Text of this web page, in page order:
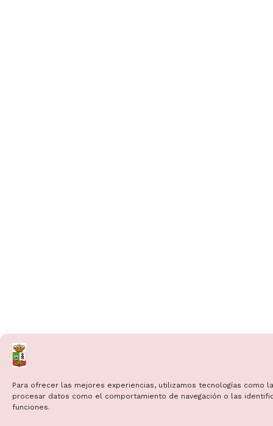
Para ofrecer las mejores experiencias, utilizamos tecnologías
procesar datos como el comportamiento de navegación o las
funciones.